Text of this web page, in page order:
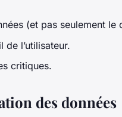
(et pas seulement le
de l’utilisateur.
critiques.
des données